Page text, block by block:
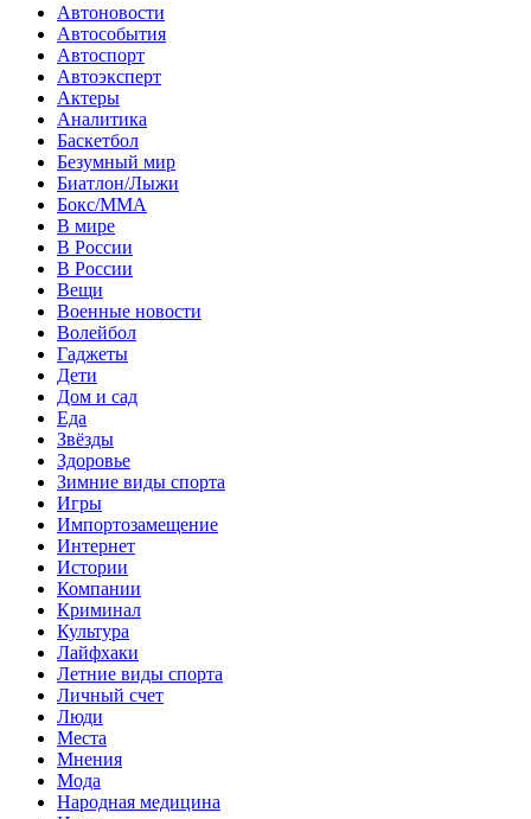
Автоновости
Автособытия
Автоспорт
Автоэксперт
Актеры
Аналитика
Баскетбол
Безумный мир
Биатлон/Лыжи
Бокс/MMA
В мире
В России
В России
Вещи
Военные новости
Волейбол
Гаджеты
Дети
Дом и сад
Еда
Звёзды
Здоровье
Зимние виды спорта
Игры
Импортозамещение
Интернет
Истории
Компании
Криминал
Культура
Лайфхаки
Летние виды спорта
Личный счет
Люди
Места
Мнения
Мода
Народная медицина